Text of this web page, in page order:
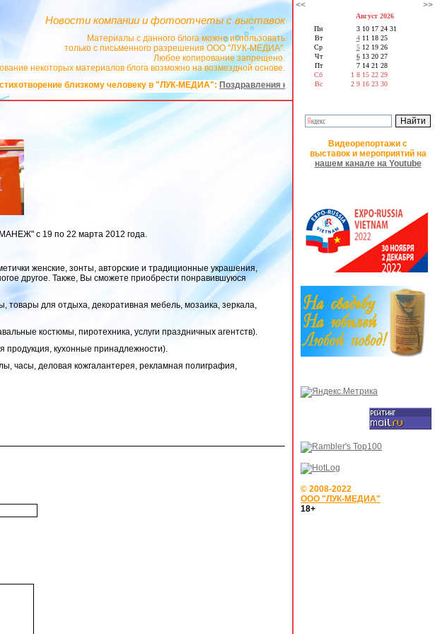
Новости компании и фотоотчеты с выставок
Материалы с данного блога можно использовать
только с письменного разрешения ООО "ЛУК-МЕДИА".
Любое копирование запрещено.
некоторых материалов блога возможно на возмездной основе.
близкому человеку в "ЛУК-МЕДИА":Поздравления на заказ в стихах
с 19 по 22 марта 2012 года.
женские, зонты, авторские и традиционные украшения,
другое. Также, Вы сможете приобрести понравившуюся
товары для отдыха, декоративная мебель, мозаика, зеркала,
костюмы, пиротехника, услуги праздничных агентств).
продукция, кухонные принадлежности).
часы, деловая кожгалантерея, рекламная полиграфия,
<< >>
Август 2026
Пн
Вт
Ср
Чт
Пт
Сб
Вс
3 10 17 24 31
4 11 18 25
5 12 19 26
6 13 20 27
7 14 21 28
1 8 15 22 29
2 9 16 23 30
Видеорепортажи с
выставок и мероприятий на
нашем канале на Youtube
© 2008-2022
ООО "ЛУК-МЕДИА"
18+